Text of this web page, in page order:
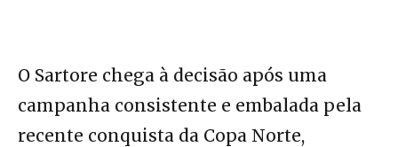
O Sartore chega à decisão após uma
campanha consistente e embalada pela
recente conquista da Copa Norte,